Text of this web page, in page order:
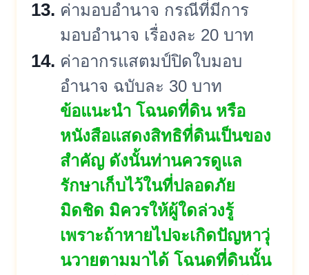
ค่ามอบอำนาจ กรณีที่มีการ
มอบอำนาจ เรื่องละ 20 บาท
ค่าอากรแสตมป์ปิดใบมอบ
อำนาจ ฉบับละ 30 บาท
ข้อแนะนำ โฉนดที่ดิน หรือ
หนังสือแสดงสิทธิที่ดินเป็นของ
สำคัญ ดังนั้นท่านควรดูแล
รักษาเก็บไว้ในที่ปลอดภัย
มิดชิด มิควรให้ผู้ใดล่วงรู้
เพราะถ้าหายไปจะเกิดปัญหาวุ่
นวายตามมาได้ โฉนดที่ดินนั้น